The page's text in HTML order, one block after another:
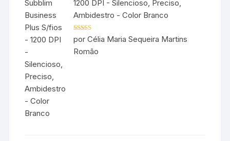
1200 DPI - Silencioso, Preciso,
Ambidestro - Color Branco
Avaliação5
de 5
por Célia Maria Sequeira Martins
Romão